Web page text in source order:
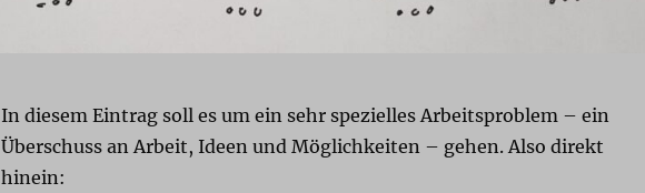
In diesem Eintrag soll es um ein sehr spezielles Arbeitsproblem – ein
Überschuss an Arbeit, Ideen und Möglichkeiten – gehen. Also direkt
hinein: